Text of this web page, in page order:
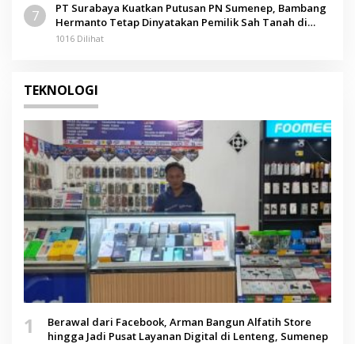
7
PT Surabaya Kuatkan Putusan PN Sumenep, Bambang
Hermanto Tetap Dinyatakan Pemilik Sah Tanah di
Pamolokan
1016 Dilihat
TEKNOLOGI
1
Berawal dari Facebook, Arman Bangun Alfatih Store
hingga Jadi Pusat Layanan Digital di Lenteng, Sumenep